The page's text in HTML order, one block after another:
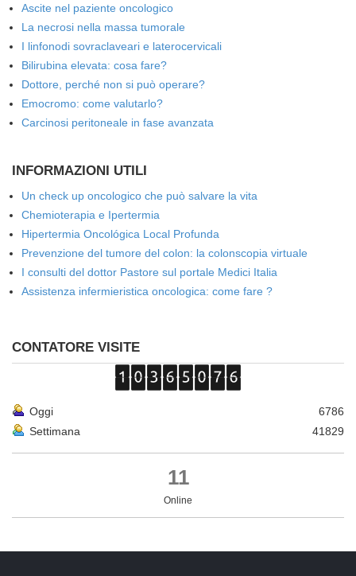
Ascite nel paziente oncologico
La necrosi nella massa tumorale
I linfonodi sovraclaveari e laterocervicali
Bilirubina elevata: cosa fare?
Dottore, perché non si può operare?
Emocromo: come valutarlo?
Carcinosi peritoneale in fase avanzata
INFORMAZIONI UTILI
Un check up oncologico che può salvare la vita
Chemioterapia e Ipertermia
Hipertermia Oncológica Local Profunda
Prevenzione del tumore del colon: la colonscopia virtuale
I consulti del dottor Pastore sul portale Medici Italia
Assistenza infermieristica oncologica: come fare ?
CONTATORE VISITE
Oggi
6786
Settimana
41829
11
Online